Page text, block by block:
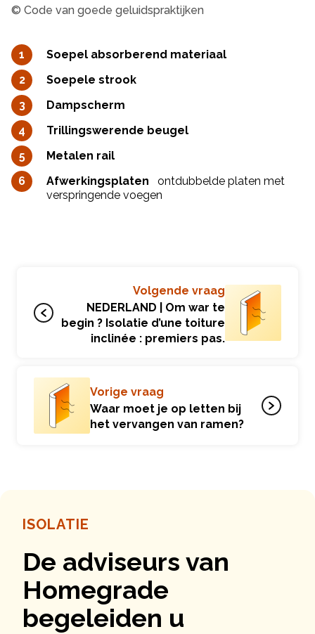
© Code van goede geluidspraktijken
Soepel absorberend materiaal
Soepele strook
Dampscherm
Trillingswerende beugel
Metalen rail
Afwerkingsplaten
ontdubbelde platen met
verspringende voegen
Volgende vraag
NEDERLAND | Om war te
begin ? Isolatie d’une toiture
inclinée : premiers pas.
Vorige vraag
Waar moet je op letten bij
het vervangen van ramen?
ISOLATIE
De adviseurs van
Homegrade
begeleiden u